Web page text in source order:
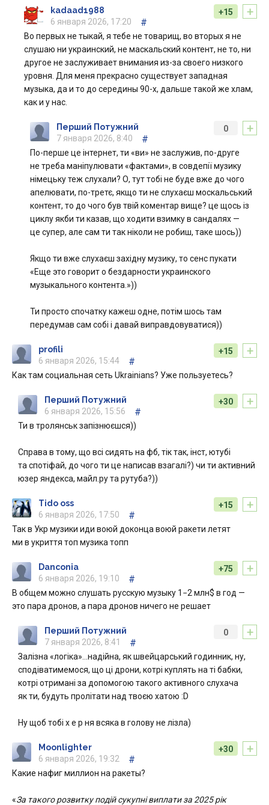
+
+15
kadaad1988
6 января 2026, 17:20
#
Во первых не тыкай, я тебе не товарищ, во вторых я не
слушаю ни украинский, не маскальский контент, не то, ни
другое не заслуживает внимания из-за своего низкого
уровня. Для меня прекрасно существует западная
музыка, да и то до середины 90-х, дальше такой же хлам,
как и у нас.
+
0
Перший Потужний
7 января 2026, 8:40
#
По-перше це інтернет, ти «ви» не заслужив, по-друге
не треба маніпулювати «фактами», в совдепії музику
німецьку теж слухали? О, тут тобі не буде вже до чого
апелювати, по-третє, якщо ти не слухаєш москальський
контент, то до чого був твій коментар вище? це щось із
циклу якби ти казав, що ходити взимку в сандалях —
це супер, але сам ти так ніколи не робиш, таке шось))
Якщо ти вже слухаєш західну музику, то сенс пукати
«Еще это говорит о бездарности украинского
музыкального контента.»))
Ти просто спочатку кажеш одне, потім шось там
передумав сам собі і давай виправдовуватися))
+
+15
profili
6 января 2026, 15:44
#
Как там социальная сеть Ukrainians? Уже пользуетесь?
+
+30
Перший Потужний
6 января 2026, 15:56
#
Ти в тролянськ запізнюєшся))
Справа в тому, що всі сидять на фб, тік так, інст, ютубі
та спотіфай, до чого ти це написав взагалі?) чи ти активний
юзер яндекса, майл.ру та рутуба?))
+
+15
Tido oss
6 января 2026, 17:50
#
Так в Укр музики иди воюй доконца воюй ракети летят
ми в укриття топ музика топп
+
+75
Danconia
6 января 2026, 19:10
#
В общем можно слушать русскую музыку 1−2 млн$ в год —
это пара дронов, а пара дронов ничего не решает
+
0
Перший Потужний
7 января 2026, 8:41
#
Залізна «логіка»…надійна, як швейцарський годинник, ну,
сподіватимемося, що ці дрони, котрі куплять на ті бабки,
котрі отримані за допомогою такого активного слухача
як ти, будуть пролітати над твоєю хатою :D
Ну щоб тобі х е р ня всяка в голову не лізла)
+
+30
Moonlighter
6 января 2026, 19:32
#
Какие нафиг миллион на ракеты?
«За такого розвитку подій сукупні виплати за 2025 рік